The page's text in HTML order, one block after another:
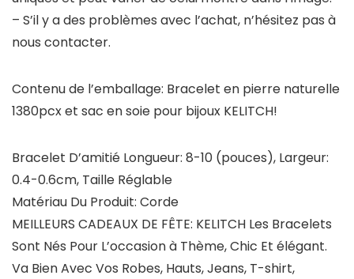
– S’il y a des problèmes avec l’achat, n’hésitez pas à
nous contacter.
Contenu de l’emballage: Bracelet en pierre naturelle
1380pcx et sac en soie pour bijoux KELITCH!
Bracelet D’amitié Longueur: 8-10 (pouces), Largeur:
0.4-0.6cm, Taille Réglable
Matériau Du Produit: Corde
MEILLEURS CADEAUX DE FÊTE: KELITCH Les Bracelets
Sont Nés Pour L’occasion à Thème, Chic Et élégant.
Va Bien Avec Vos Robes, Hauts, Jeans, T-shirt,